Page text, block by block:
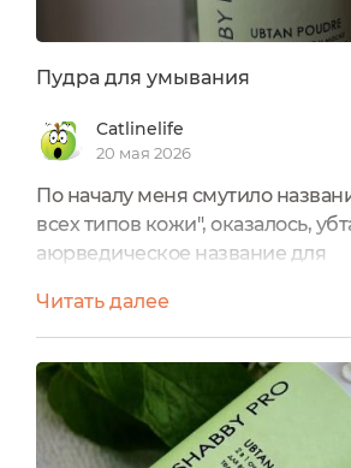
Пудра для умывания
Catlinelife
20 мая 2026
По началу меня смутило
всех типов кожи", оказалось,
аюрведическое название для
(само название уже погружает в
брендом я уже была знакома по
замечательному крему для
губ и прекрасному
поэтому решила добавить в
средство.Самым главным
Читать далее